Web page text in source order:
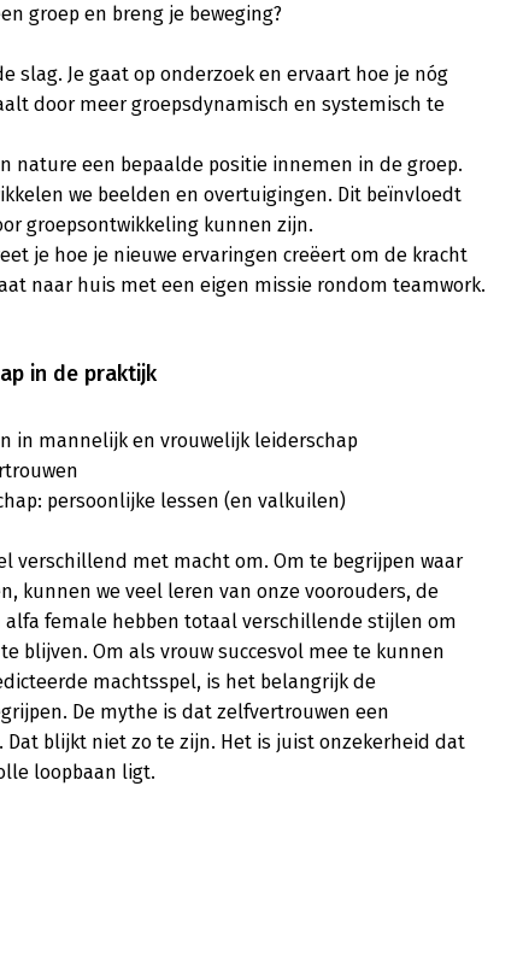
groep en breng je beweging?
slag. Je gaat op onderzoek en ervaart hoe je nóg
door meer groepsdynamisch en systemisch te
nature een bepaalde positie innemen in de groep.
we beelden en overtuigingen. Dit beïnvloedt
groepsontwikkeling kunnen zijn.
je hoe je nieuwe ervaringen creëert om de kracht
naar huis met een eigen missie rondom teamwork.
in de praktijk
in mannelijk en vrouwelijk leiderschap
persoonlijke lessen (en valkuilen)
verschillend met macht om. Om te begrijpen waar
kunnen we veel leren van onze voorouders, de
alfa female hebben totaal verschillende stijlen om
blijven. Om als vrouw succesvol mee te kunnen
machtsspel, is het belangrijk de
De mythe is dat zelfvertrouwen een
Dat blijkt niet zo te zijn. Het is juist onzekerheid dat
loopbaan ligt.